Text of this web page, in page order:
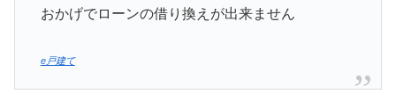
おかげでローンの借り換えが出来ません
e戸建て